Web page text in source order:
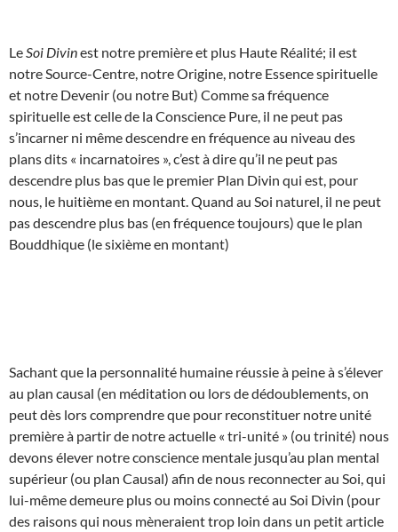
Le Soi Divinest notre première et plus Haute Réalité; il est
notre Source-Centre, notre Origine, notre Essence spirituelle
et notre Devenir (ou notre But) Comme sa fréquence
spirituelle est celle de la Conscience Pure, il ne peut pas
s’incarner ni même descendre en fréquence au niveau des
plans dits « incarnatoires », c’est à dire qu’il ne peut pas
descendre plus bas que le premier Plan Divin qui est, pour
nous, le huitième en montant. Quand au Soi naturel, il ne peut
pas descendre plus bas (en fréquence toujours) que le plan
Bouddhique (le sixième en montant)
Sachant que la personnalité humaine réussie à peine à s’élever
au plan causal (en méditation ou lors de dédoublements, on
peut dès lors comprendre que pour reconstituer notre unité
première à partir de notre actuelle « tri-unité » (ou trinité) nous
devons élever notre conscience mentale jusqu’au plan mental
supérieur (ou plan Causal) afin de nous reconnecter au Soi, qui
lui-même demeure plus ou moins connecté au Soi Divin (pour
des raisons qui nous mèneraient trop loin dans un petit article